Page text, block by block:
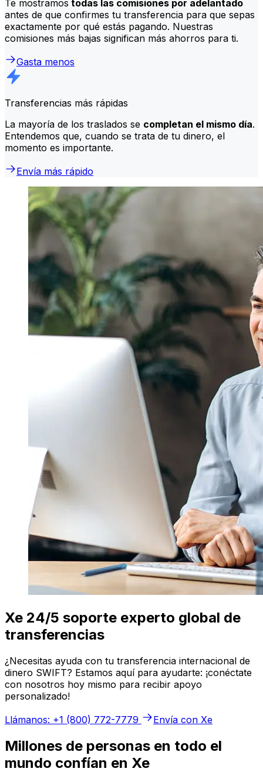
Te mostramos todas las comisiones por adelantado
antes de que confirmes tu transferencia para que sepas
exactamente por qué estás pagando. Nuestras
comisiones más bajas significan más ahorros para ti.
Gasta menos
Transferencias más rápidas
La mayoría de los traslados se completan el mismo día.
Entendemos que, cuando se trata de tu dinero, el
momento es importante.
Envía más rápido
Xe 24/5 soporte experto global de
transferencias
¿Necesitas ayuda con tu transferencia internacional de
dinero SWIFT? Estamos aquí para ayudarte: ¡conéctate
con nosotros hoy mismo para recibir apoyo
personalizado!
Llámanos: +1 (800) 772-7779
Envía con Xe
Millones de personas en todo el
mundo confían en Xe